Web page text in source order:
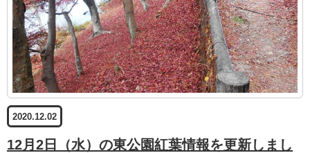
2020.12.02
12月2日（水）の東公園紅葉情報を更新しまし